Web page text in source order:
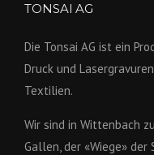
TONSAI AG
Die Tonsai AG ist ein
Druck und
Textilien.
Wir sind in Wittenbach
Gallen, der «Wiege» der